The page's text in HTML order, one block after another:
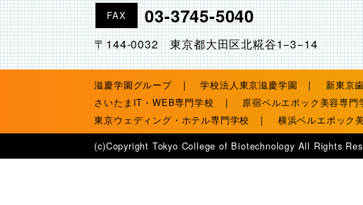
FAX 03-3745-5040
〒144-0032 東京都大田区北糀谷1−3−14
滋慶学園グループ 学校法人東京滋慶学園 新東京
さいたまIT・WEB専門学校
原宿ベルエポック美容専門
東京ウェディング・ホテル専門学校
横浜ベルエポック
(c)Copyright Tokyo College of Biotechnology All Rights